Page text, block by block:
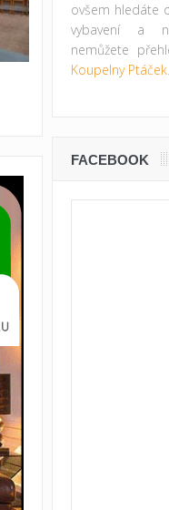
ovšem hledáte
vybavení a
nemůžete
Koupelny Ptáček.
FACEBOOK